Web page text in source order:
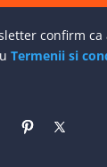
confirm ca
Termenii si